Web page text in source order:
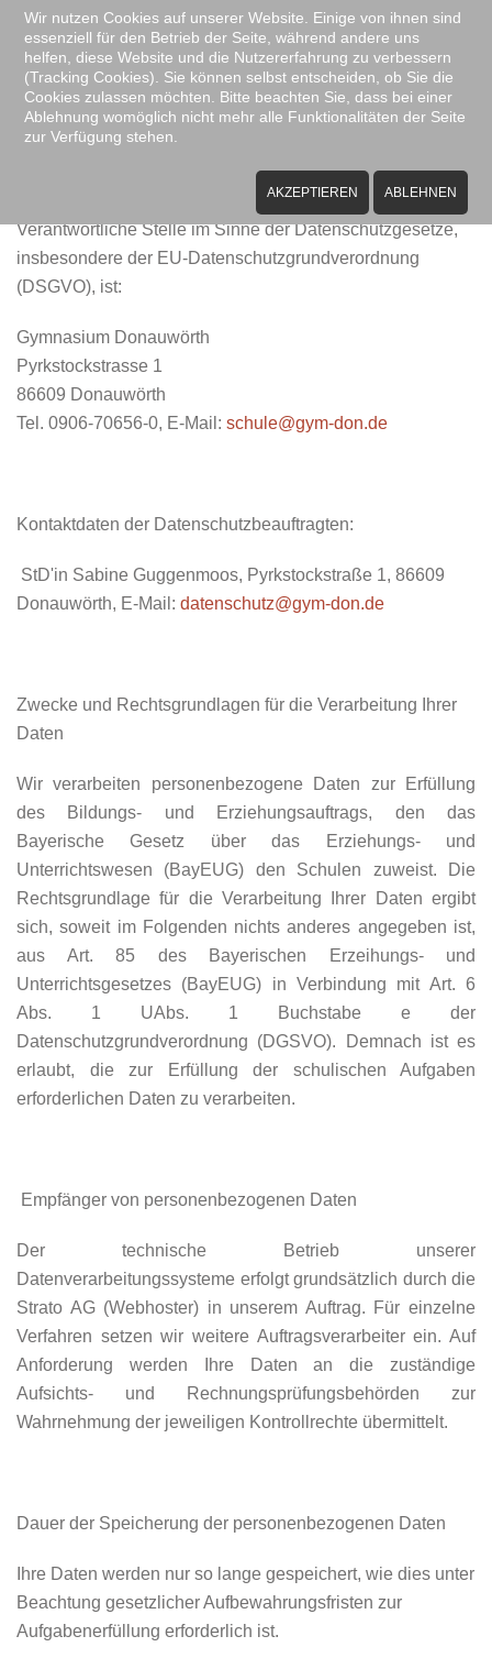
Zum Hauptinhalt springen
Datenschutzerklärung
A) Allgemeine Informationen
Verantwortliche Stelle im Sinne der Datenschutzgesetze,
insbesondere der EU-Datenschutzgrundverordnung
(DSGVO), ist:
Gymnasium Donauwörth
Pyrkstockstrasse 1
86609 Donauwörth
Tel. 0906-70656-0, E-Mail: schule@gym-don.de
Kontaktdaten der Datenschutzbeauftragten:
StD'in Sabine Guggenmoos, Pyrkstockstraße 1, 86609
Donauwörth, E-Mail: datenschutz@gym-don.de
Zwecke und Rechtsgrundlagen für die Verarbeitung Ihrer
Daten
Wir verarbeiten personenbezogene Daten zur Erfüllung
des Bildungs- und Erziehungsauftrags, den das
Bayerische Gesetz über das Erziehungs- und
Unterrichtswesen (BayEUG) den Schulen zuweist. Die
Rechtsgrundlage für die Verarbeitung Ihrer Daten ergibt
sich, soweit im Folgenden nichts anderes angegeben ist,
aus Art. 85 des Bayerischen Erzeihungs- und
Unterrichtsgesetzes (BayEUG) in Verbindung mit Art. 6
Abs. 1 UAbs. 1 Buchstabe e der
Datenschutzgrundverordnung (DGSVO). Demnach ist es
erlaubt, die zur Erfüllung der schulischen Aufgaben
erforderlichen Daten zu verarbeiten.
Empfänger von personenbezogenen Daten
Der technische Betrieb unserer
Datenverarbeitungssysteme erfolgt grundsätzlich durch die
Strato AG (Webhoster) in unserem Auftrag. Für einzelne
Verfahren setzen wir weitere Auftragsverarbeiter ein. Auf
Anforderung werden Ihre Daten an die zuständige
Aufsichts- und Rechnungsprüfungsbehörden zur
Wahrnehmung der jeweiligen Kontrollrechte übermittelt.
Dauer der Speicherung der personenbezogenen Daten
Ihre Daten werden nur so lange gespeichert, wie dies unter
Beachtung gesetzlicher Aufbewahrungsfristen zur
Aufgabenerfüllung erforderlich ist.
Wir nutzen Cookies auf unserer Website. Einige von ihnen sind
essenziell für den Betrieb der Seite, während andere uns
helfen, diese Website und die Nutzererfahrung zu verbessern
(Tracking Cookies). Sie können selbst entscheiden, ob Sie die
Cookies zulassen möchten. Bitte beachten Sie, dass bei einer
Ablehnung womöglich nicht mehr alle Funktionalitäten der Seite
zur Verfügung stehen.
AKZEPTIEREN ABLEHNEN